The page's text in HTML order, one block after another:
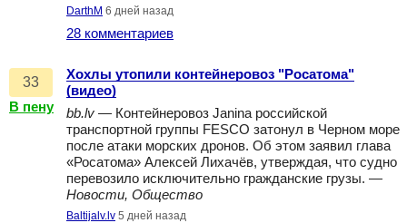
DarthM 6 дней назад
28 комментариев
33
В пену
Хохлы утопили контейнеровоз "Росатома"
(видео)
bb.lv — Контейнеровоз Janina российской
транспортной группы FESCO затонул в Черном море
после атаки морских дронов. Об этом заявил глава
«Росатома» Алексей Лихачёв, утверждая, что судно
перевозило исключительно гражданские грузы. —
Новости, Общество
Baltijalv.lv 5 дней назад